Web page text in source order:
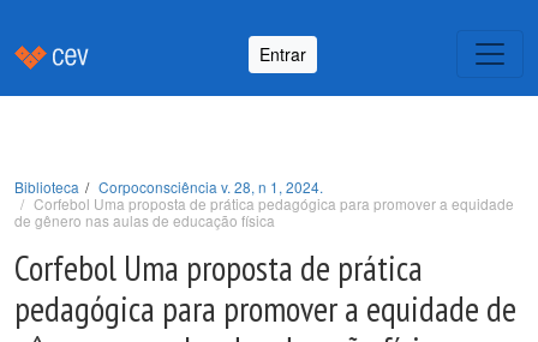
Entrar
Biblioteca
Corpoconsciência v. 28, n 1, 2024.
Corfebol Uma proposta de prática pedagógica para promover a equidade
de gênero nas aulas de educação física
Corfebol Uma proposta de prática
pedagógica para promover a equidade de